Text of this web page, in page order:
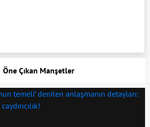
Öne Çıkan Manşetler